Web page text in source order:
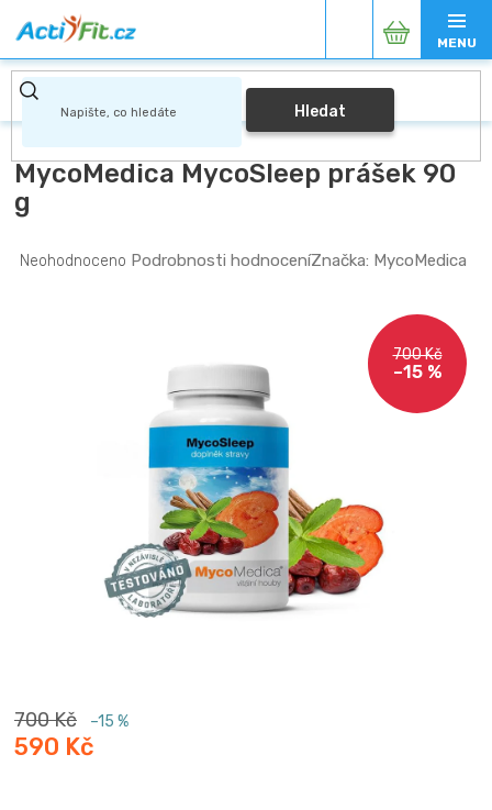
na
obsah
Hledat
Nákupní
košík
MycoMedica MycoSleep prášek 90
g
Průměrné
Neohodnoceno Podrobnosti hodnoceníZnačka: MycoMedica
700 Kč
–15 %
700 Kč –15 %
590 Kč